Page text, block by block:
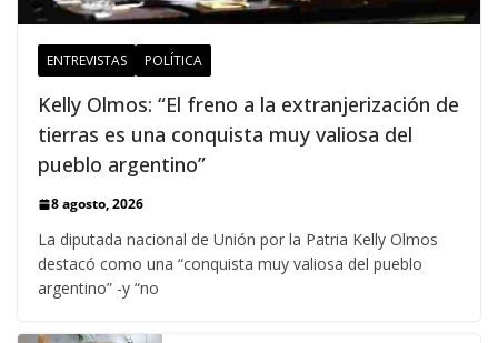
ENTREVISTAS POLÍTICA
Kelly Olmos: “El freno a la extranjerización de
tierras es una conquista muy valiosa del
pueblo argentino”
8 agosto, 2026
La diputada nacional de Unión por la Patria Kelly Olmos
destacó como una “conquista muy valiosa del pueblo
argentino” -y “no